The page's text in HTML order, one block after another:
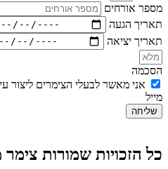
מספר אורחים
תאריך הגעה
תאריך יציאה
הסכמה
מייל
שליחה
כל הזכויות שמורות צימר